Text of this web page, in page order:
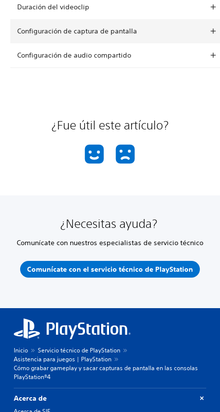
Duración del videoclip
Configuración de captura de pantalla
Configuración de audio compartido
¿Fue útil este artículo?
¿Necesitas ayuda?
Comunícate con nuestros especialistas de servicio técnico
Comunícate con el servicio técnico de PlayStation
Inicio
Servicio técnico de PlayStation
Asistencia para juegos | PlayStation
Cómo grabar gameplay y sacar capturas de pantalla en las consolas
PlayStation®4
Acerca de